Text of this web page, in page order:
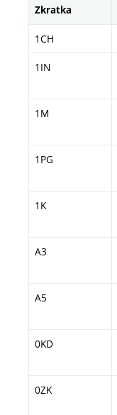
Zkratka
1CH
1IN
1M
1PG
1K
A3
A5
0KD
0ZK